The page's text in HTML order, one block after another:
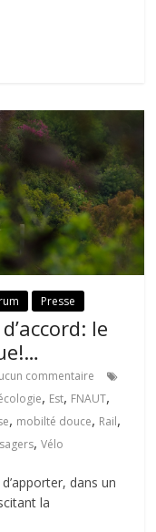
Presse
le
commentaire
, Est, FNAUT,
, mobilté douce, Rail,
,Vélo
dans un
la